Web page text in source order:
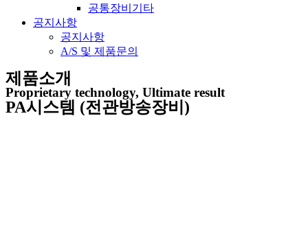
공통장비기타
공지사항
공지사항
A/S 및 제품문의
제품소개
Proprietary technology, Ultimate result
PA시스템 (전관방송장비)